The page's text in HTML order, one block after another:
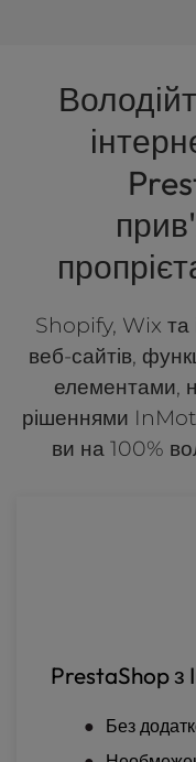
Shopify, Wix та
веб-сайтів,
елементами,
рішеннями
ви на 100%
PrestaShop з
Без